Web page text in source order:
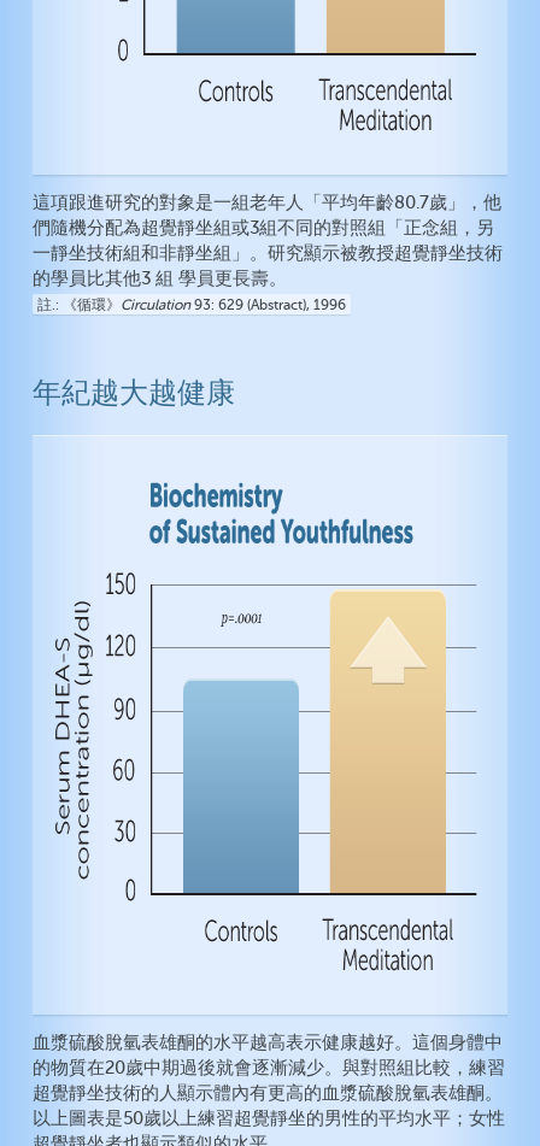
這項跟進研究的對象是一組老年人「平均年齡80.7歲」，他
們隨機分配為超覺靜坐組或3組不同的對照組「正念組，另
一靜坐技術組和非靜坐組」。研究顯示被教授超覺靜坐技術
的學員比其他3 組 學員更長壽。
註. 《循環》 Circulation93: 629 (Abstract), 1996
年紀越大越健康
血漿硫酸脫氫表雄酮的水平越高表示健康越好。這個身體中
的物質在20歲中期過後就會逐漸減少。與對照組比較，練習
超覺靜坐技術的人顯示體內有更高的血漿硫酸脫氫表雄酮。
以上圖表是50歲以上練習超覺靜坐的男性的平均水平；女性